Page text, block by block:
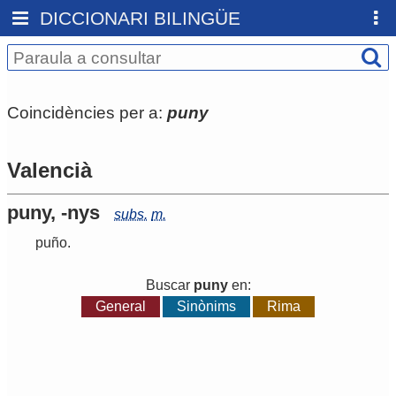
DICCIONARI BILINGÜE
Coincidències per a: puny
Valencià
puny, -nys subs. m.
puño.
Buscar punyen:
General
Sinònims Rima